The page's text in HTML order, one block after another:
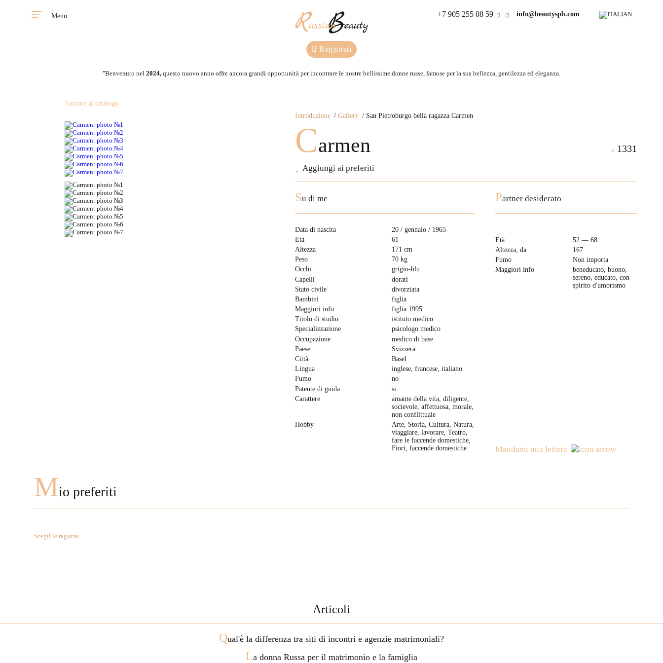
Menu +7 905 255 08 59 info@beautyspb.com
Registrati
"Benvenuto nel 2024, questo nuovo anno offre ancora grandi opportunità per incontrare le nostre bellissime donne russe, famose per la sua bellezza, gentilezza ed eleganza.
Introduzione Gallery San Pietroburgo bella ragazza Carmen
Carmen
Aggiungi ai preferiti
id: 1331
Tornare al catalogo
Su di me
Data di nascita
20 / gennaio / 1965
Età
61
Altezza
171 cm
Peso
70 kg
Occhi
grigio-blu
Capelli
dorati
Stato civile
divorziata
Bambini
figlia
Maggiori info
figlia 1995
Titolo di studio
istituto medico
Specializzazione
psicologo medico
Occupazione
medico di base
Paese
Svizzera
Città
Basel
Lingua
inglese, francese, italiano
Fumo
no
Patente di guida
si
Carattere
amante della vita, diligente,
socievole, affettuosa, morale,
non conflittuale
Hobby
Arte, Storia, Cultura, Natura,
viaggiare, lavorare, Teatro,
fare le faccende domestiche,
Fiori, faccende domestiche
Partner desiderato
Età
52 — 68
Altezza, da
167
Fumo
Non importa
Maggiori info
beneducato, buono,
sereno, educato, con
spirito d'umorismo
Mandami una lettera
Mio preferiti
Scegli le ragazze
Articoli
Qual'è la differenza tra siti di incontri e agenzie matrimoniali?
La donna Russa per il matrimonio e la famiglia